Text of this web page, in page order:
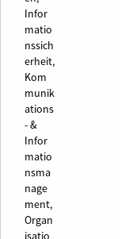
Infor
matio
nssich
erheit,
Kom
munik
ations
- &
Infor
matio
nsma
nage
ment,
Organ